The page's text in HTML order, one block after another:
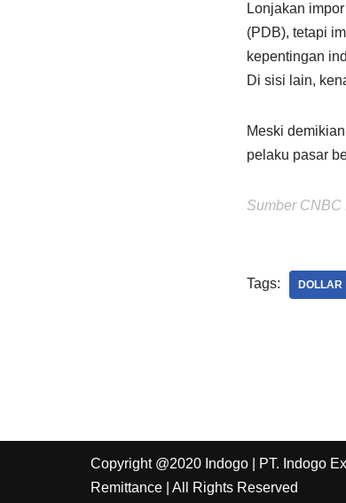
Lonjakan
(PDB), tetapi
kepentingan
Di sisi lain,
Meski
pelaku pasar
Sumber CNBC
Tags: DOLLAR
Copyright @2020 Indogo | PT. Indogo
Remittance | All Rights Reserved